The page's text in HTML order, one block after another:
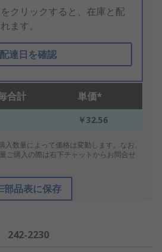
をクリックすると、在庫と配
ます。
配達日を確認
合計 単価*
￥32.56
数量によって価格は変動します。なお、
ご購入の際は右下チャットからお問合せ
部品表に保存
242-2230